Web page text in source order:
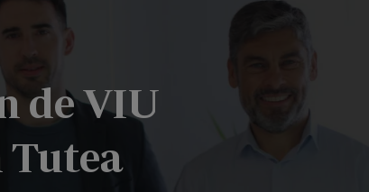
de VIU
Tutea